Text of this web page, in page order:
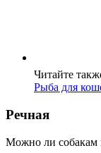
Читайте
Рыба для
Речная
Можно ли собакам